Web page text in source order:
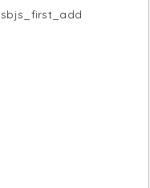
sbjs_first_add